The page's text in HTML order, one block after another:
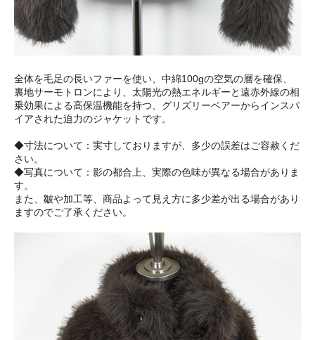
全体を毛足の長いファーを使い、中綿100gの空気の層を確保、
裏地サーモトロンにより、太陽光の熱エネルギーと遠赤外線の相
乗効果による高保温機能を持つ、グリズリーベアーからインスパ
イアされた迫力のジャケットです。
◆寸法について：実寸しておりますが、多少の誤差はご容赦くだ
さい。
◆写真について：影の都合上、実際の色味が異なる場合がありま
す。
また、皺や加工等、商品よって見え方に多少差が出る場合があり
ますのでご了承ください。